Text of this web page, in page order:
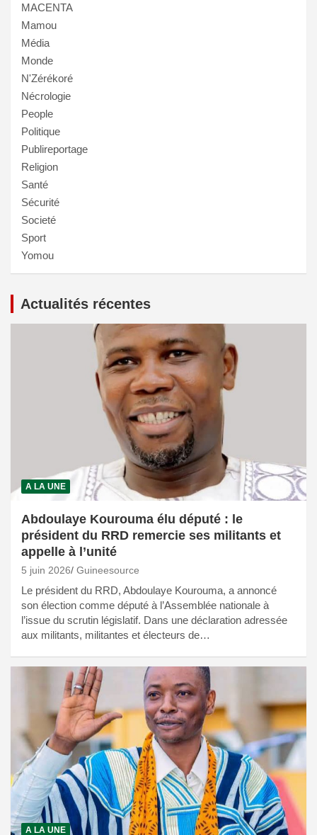
MACENTA
Mamou
Média
Monde
N'Zérékoré
Nécrologie
People
Politique
Publireportage
Religion
Santé
Sécurité
Societé
Sport
Yomou
Actualités récentes
A LA UNE
Abdoulaye Kourouma élu député : le
président du RRD remercie ses militants et
appelle à l’unité
5 juin 2026 Guineesource
Le président du RRD, Abdoulaye Kourouma, a annoncé
son élection comme député à l’Assemblée nationale à
l’issue du scrutin législatif. Dans une déclaration adressée
aux militants, militantes et électeurs de…
A LA UNE